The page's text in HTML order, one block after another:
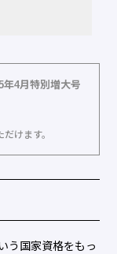
年4月特別増大号
けます。
う国家資格をもっ